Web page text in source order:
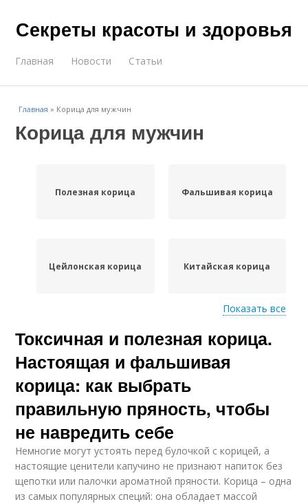
Секреты красоты и здоровья
Главная Новости Статьи
Главная » Корица для мужчин
Корица для мужчин
Полезная корица Фальшивая корица
Цейлонская корица Китайская корица
Корицы с кефиром
Показать все
Токсичная и полезная корица.
Настоящая и фальшивая
корица: как выбрать
правильную пряность, чтобы
не навредить себе
Немногие могут устоять перед булочкой с корицей, а
настоящие ценители капучино не признают напиток без
щепотки или палочки ароматной пряности. Корица – одна
из самых популярных специй: она обладает массой